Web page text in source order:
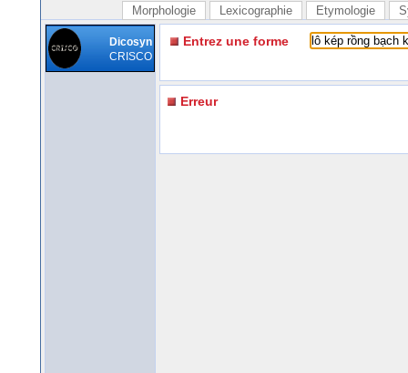
Morphologie Lexicographie Etymologie
Dicosyn
CRISCO
Entrez une forme
Erreur